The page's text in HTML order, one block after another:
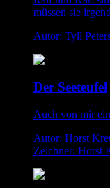
müssen sie
Autor: Tyll
Der Seeteufel
Auch von mir
Autor: Horst
Zeichner: Horst